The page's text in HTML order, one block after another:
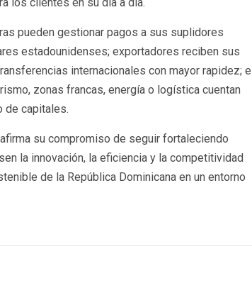
pueden gestionar pagos a sus suplidores
estadounidenses; exportadores reciben sus
internacionales con mayor rapidez; e
zonas francas, energía o logística cuentan
de capitales.
su compromiso de seguir fortaleciendo
la innovación, la eficiencia y la competitividad
de la República Dominicana en un entorno